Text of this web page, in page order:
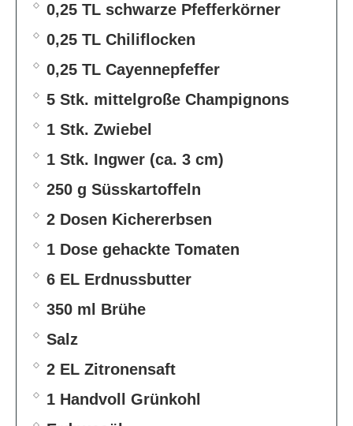
0,25 TL schwarze Pfefferkörner
0,25 TL Chiliflocken
0,25 TL Cayennepfeffer
5 Stk. mittelgroße Champignons
1 Stk. Zwiebel
1 Stk. Ingwer (ca. 3 cm)
250 g Süsskartoffeln
2 Dosen Kichererbsen
1 Dose gehackte Tomaten
6 EL Erdnussbutter
350 ml Brühe
Salz
2 EL Zitronensaft
1 Handvoll Grünkohl